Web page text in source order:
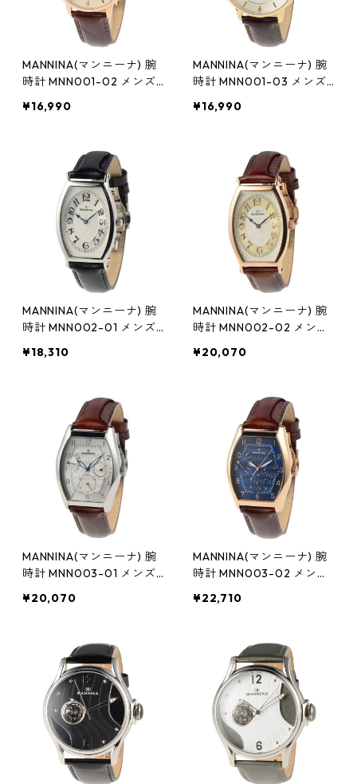
MANNINA(マンニーナ) 腕
時計 MNN001-02 メンズ
盤:シルバー)
¥16,990
MANNINA(マンニーナ) 腕
時計 MNN001-03 メンズ
盤:アイボリー)
¥16,990
MANNINA(マンニーナ) 腕
時計 MNN002-01 メンズ
¥18,310
MANNINA(マンニーナ) 腕
時計 MNN002-02 メンズ
¥20,070
MANNINA(マンニーナ) 腕
時計 MNN003-01 メンズ
盤:シルバー)
¥20,070
MANNINA(マンニーナ) 腕
時計 MNN003-02 メンズ
盤:ネイビー)
¥22,710